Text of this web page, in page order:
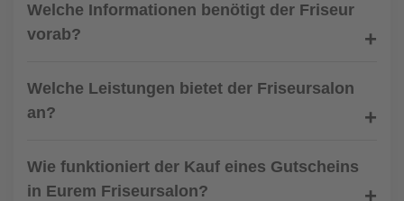
Welche Informationen benötigt der Friseur
vorab?
Welche Leistungen bietet der Friseursalon
an?
Wie funktioniert der Kauf eines Gutscheins
in Eurem Friseursalon?